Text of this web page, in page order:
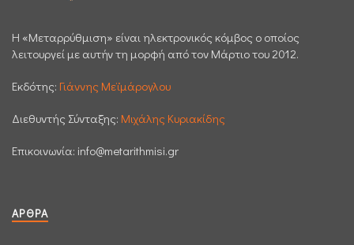
H «Μεταρρύθμιση» είναι ηλεκτρονικός κόμβος ο οποίος
λειτουργεί με αυτήν τη μορφή από τον Μάρτιο του 2012.
Εκδότης: Γιάννης Μεϊμάρογλου
Διεθυντής Σύνταξης: Μιχάλης Κυριακίδης
Επικοινωνία: info@metarithmisi.gr
ΆΡΘΡΑ